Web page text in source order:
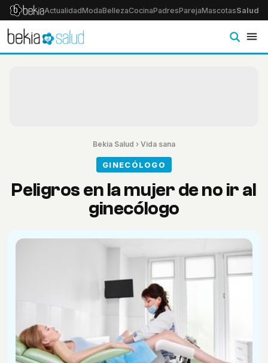
ActualidadModaBellezaCocinaPadresParejaMascotasSalud
Bekia Salud › Vida sana
GINECÓLOGO
Peligros en la mujer de no ir al
ginecólogo